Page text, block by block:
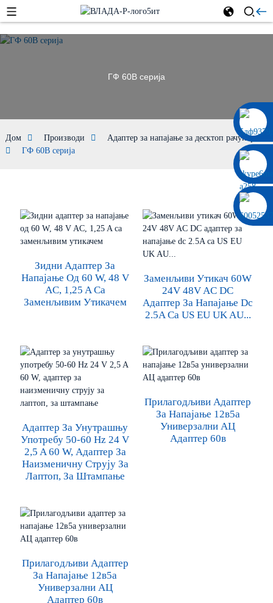
0086 13322920697
ГФ 60В серија
Дом Производи
Адаптер за напајање за десктоп рачунаре
ГФ 60В серија
Зидни Адаптер За
Напајање Од 60 W, 48 V
AC, 1,25 A Са
Заменљивим Утикачем
Заменљиви Утикач 60W
24V 48V AC DC
Адаптер За Напајање Dc
2.5A Са US EU UK AU...
Адаптер За Унутрашњу
Употребу 50-60 Hz 24 V
2,5 A 60 W, Адаптер За
Наизменичну Струју За
Лаптоп, За Штампање
Прилагодљиви Адаптер
За Напајање 12в5а
Универзални АЦ
Адаптер 60в
Прилагодљиви Адаптер
За Напајање 12в5а
Универзални АЦ
Адаптер 60в